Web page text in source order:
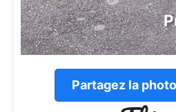
Partagez la